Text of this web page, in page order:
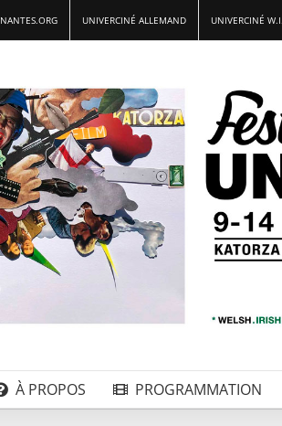
UNIVERCINÉ ALLEMAND UNIVERCINÉ
À PROPOS PROGRAMMATION